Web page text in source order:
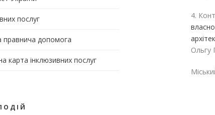
4.
послуг
правнича допомога
карта інклюзивних послуг